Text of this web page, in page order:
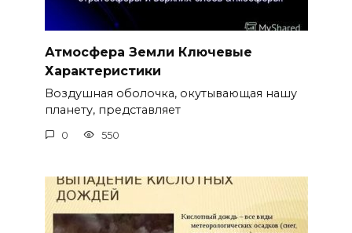
Атмосфера Земли Ключевые
Характеристики
Воздушная оболочка, окутывающая нашу
планету, представляет
0 550